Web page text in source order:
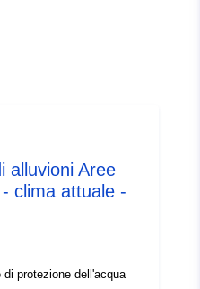
alluvioni Aree
clima attuale -
protezione dell'acqua